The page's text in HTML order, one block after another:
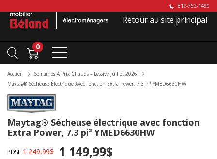
819-762-1490
Retour au site principal
0
Accueil
Semaines À Prix Chauds – Lessive Juillet 2026
Maytag® Sécheuse Électrique Avec Fonction Extra Power, 7.3 Pi³ YMED6630HW
Maytag® Sécheuse électrique avec fonction
Extra Power, 7.3 pi³ YMED6630HW
PDSF 1 249,99$ 1 149,99$